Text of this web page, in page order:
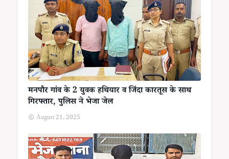
मनपौर गांव के 2 युवक हथियार व जिंदा कारतूस के साथ
गिरफ्तार, पुलिस ने भेजा जेल
August 21, 2025